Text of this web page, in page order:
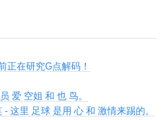
正在研究G点解码！
爱 空姐 和 也 鸟。
- 这里 足球 是用 心 和 激情来踢的。